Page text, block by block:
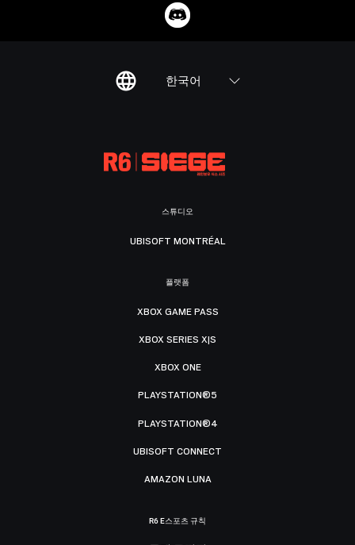
한국어
스튜디오
UBISOFT MONTRÉAL
플랫폼
XBOX GAME PASS
XBOX SERIES X|S
XBOX ONE
PLAYSTATION®5
PLAYSTATION®4
UBISOFT CONNECT
AMAZON LUNA
R6 E스포츠 규칙